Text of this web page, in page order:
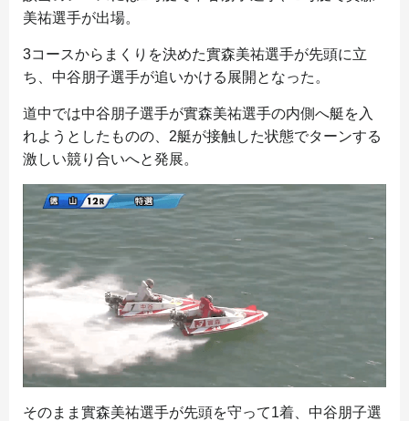
美祐選手が出場。
3コースからまくりを決めた實森美祐選手が先頭に立
ち、中谷朋子選手が追いかける展開となった。
道中では中谷朋子選手が實森美祐選手の内側へ艇を入
れようとしたものの、2艇が接触した状態でターンする
激しい競り合いへと発展。
そのまま實森美祐選手が先頭を守って1着、中谷朋子選